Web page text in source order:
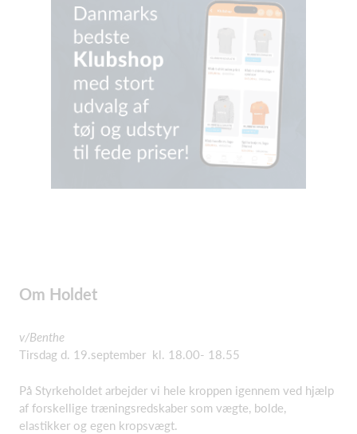
Om Holdet
v/Benthe
Tirsdag d. 19.september kl. 18.00- 18.55
På Styrkeholdet arbejder vi hele kroppen igennem ved hjælp
af forskellige træningsredskaber som vægte, bolde,
elastikker og egen kropsvægt.